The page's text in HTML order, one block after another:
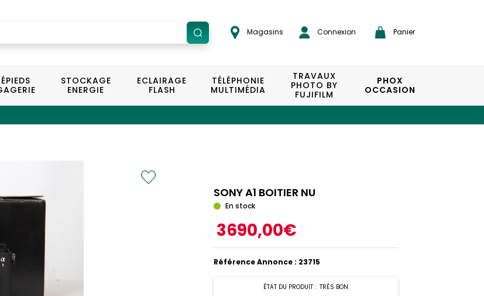
Magasins Connexion Panier
STOCKAGE
ENERGIE
ECLAIRAGE
FLASH
TÉLÉPHONIE
MULTIMÉDIA
TRAVAUX
PHOTO BY
FUJIFILM
PHOX
OCCASION
SONY A1 BOITIER NU
En stock
3690,00€
Référence Annonce : 23715
ÉTAT DU PRODUIT : TRÈS BON